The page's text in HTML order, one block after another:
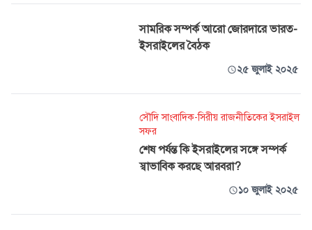
সামরিক সম্পর্ক আরো জোরদারে ভারত-
ইসরাইলের বৈঠক
২৫ জুলাই ২০২৫
সৌদি সাংবাদিক-সিরীয় রাজনীতিকের ইসরাইল
সফর
শেষ পর্যন্ত কি ইসরাইলের সঙ্গে সম্পর্ক
স্বাভাবিক করছে আরবরা?
১০ জুলাই ২০২৫